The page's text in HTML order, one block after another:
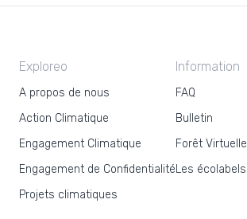
Exploreo
A propos de nous
Action Climatique
Engagement Climatique
Engagement de Confidentialité
Projets climatiques
Information
FAQ
Bulletin
Forêt Virtuelle
Les écolabels